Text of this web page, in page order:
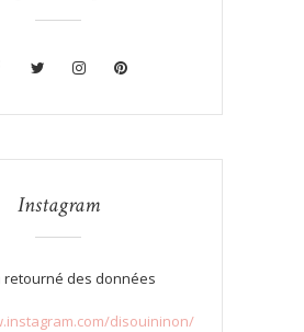
Instagram
retourné des données
disouininon/